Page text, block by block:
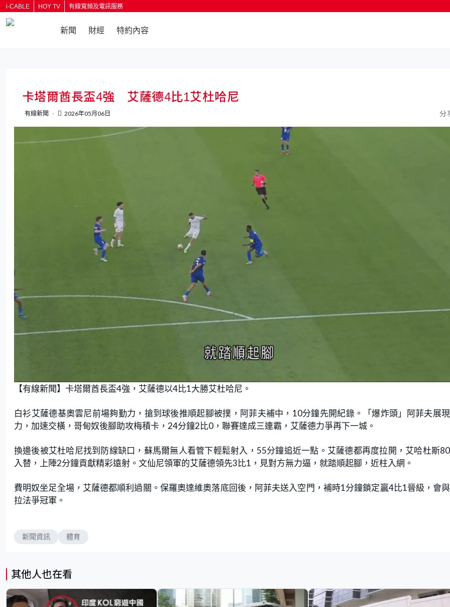
i-CABLE HOY TV 有線寬頻及電訊服務
新聞 財經 特約內容
卡塔爾酋長盃4強 艾薩德4比1艾杜哈尼
有線新聞 2026年05月06日 分
【有線新聞】卡塔爾酋長盃4強，艾薩德以4比1大勝艾杜哈尼。
白衫艾薩德基奧雲尼前場夠勤力，搶到球後推順起腳被撲，阿菲夫補中，10分鐘先開紀錄。「爆炸頭」阿菲夫展
力，加速交橫，哥甸奴後腳助攻梅積卡，24分鐘2比0，聯賽達成三連霸，艾薩德力爭再下一城。
換邊後被艾杜哈尼找到防線缺口，蘇馬爾無人看管下輕鬆射入，55分鐘追近一點。艾薩德都再度拉開，艾哈杜斯
入替，上陣2分鐘貢獻精彩遠射。文仙尼領軍的艾薩德領先3比1，見對方無力逼，就踏順起腳，近柱入網。
費明奴坐足全場，艾薩德都順利過關。保羅奧達維奧落底回後，阿菲夫送入空門，補時1分鐘鎖定贏4比1晉級，會
拉法爭冠軍。
新聞資訊 體育
其他人也在看